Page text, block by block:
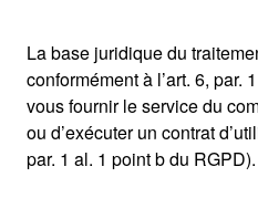
La base juridique du
conformément à l’art. 6, par.
vous fournir le service du
ou d’exécuter un contrat
par. 1 al. 1 point b du RGPD).